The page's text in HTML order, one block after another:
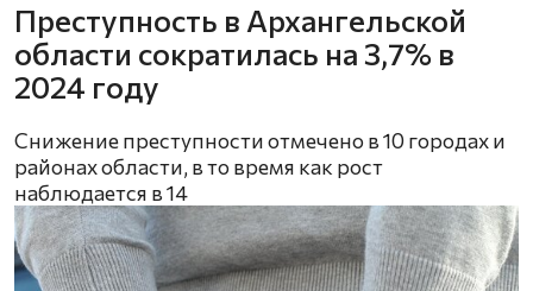
Преступность в Архангельской
области сократилась на 3,7% в
2024 году
Снижение преступности отмечено в 10 городах и
районах области, в то время как рост
наблюдается в 14